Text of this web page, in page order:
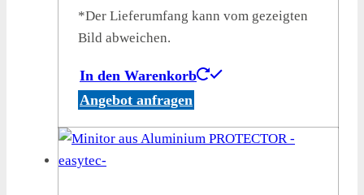
*Der Lieferumfang kann vom gezeigten
Bild abweichen.
In den Warenkorb
Angebot anfragen